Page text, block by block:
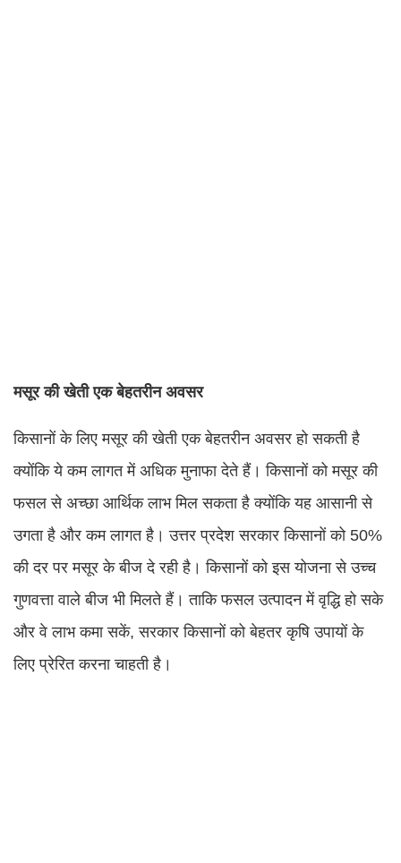
मसूर की खेती एक बेहतरीन अवसर
किसानों के लिए मसूर की खेती एक बेहतरीन अवसर हो सकती है
क्योंकि ये कम लागत में अधिक मुनाफा देते हैं। किसानों को मसूर की
फसल से अच्छा आर्थिक लाभ मिल सकता है क्योंकि यह आसानी से
उगता है और कम लागत है। उत्तर प्रदेश सरकार किसानों को 50%
की दर पर मसूर के बीज दे रही है। किसानों को इस योजना से उच्च
गुणवत्ता वाले बीज भी मिलते हैं। ताकि फसल उत्पादन में वृद्धि हो सके
और वे लाभ कमा सकें, सरकार किसानों को बेहतर कृषि उपायों के
लिए प्रेरित करना चाहती है।